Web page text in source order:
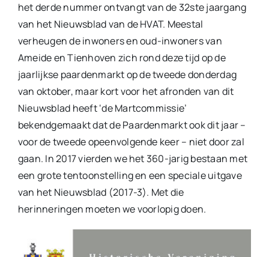
het derde nummer ontvangt van de 32ste jaargang
van het Nieuwsblad van de HVAT. Meestal
verheugen de inwoners en oud-inwoners van
Ameide en Tienhoven zich rond deze tijd op de
jaarlijkse paardenmarkt op de tweede donderdag
van oktober, maar kort voor het afronden van dit
Nieuwsblad heeft ‘de Martcommissie’
bekendgemaakt dat de Paardenmarkt ook dit jaar –
voor de tweede opeenvolgende keer – niet door zal
gaan. In 2017 vierden we het 360-jarig bestaan met
een grote tentoonstelling en een speciale uitgave
van het Nieuwsblad (2017-3). Met die
herinneringen moeten we voorlopig doen.